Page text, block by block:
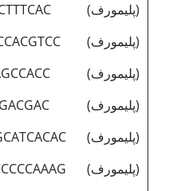
(پلی­مورف)
(پلی­مورف)
(پلی­مورف)
(پلی­مورف)
(پلی­مورف)
(پلی­مورف)